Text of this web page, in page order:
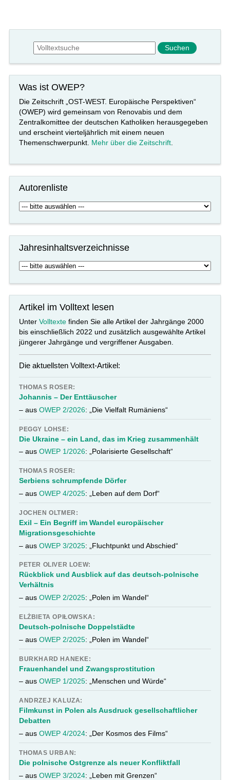
Suchformular
Suche
Was ist OWEP?
Die Zeitschrift „OST-WEST. Europäische Perspektiven“
(OWEP) wird gemeinsam von Renovabis und dem
Zentralkomittee der deutschen Katholiken herausgegeben
und erscheint vierteljährlich mit einem neuen
Themenschwerpunkt. Mehr über die Zeitschrift.
Autorenliste
Jahresinhaltsverzeichnisse
Artikel im Volltext lesen
UnterVolltexte finden Sie alle Artikel der Jahrgänge 2000
bis einschließlich 2022 und zusätzlich ausgewählte Artikel
jüngerer Jahrgänge und vergriffener Ausgaben.
Die aktuellsten Volltext-Artikel:
THOMAS ROSER:
Johannis – Der Enttäuscher
– ausOWEP 2/2026: „Die Vielfalt Rumäniens“
PEGGY LOHSE:
Die Ukraine – ein Land, das im Krieg zusammenhält
– ausOWEP 1/2026: „Polarisierte Gesellschaft“
THOMAS ROSER:
Serbiens schrumpfende Dörfer
– ausOWEP 4/2025: „Leben auf dem Dorf“
JOCHEN OLTMER:
Exil – Ein Begriff im Wandel europäischer
Migrationsgeschichte
– ausOWEP 3/2025: „Fluchtpunkt und Abschied“
PETER OLIVER LOEW:
Rückblick und Ausblick auf das deutsch-polnische
Verhältnis
– ausOWEP 2/2025: „Polen im Wandel“
ELŻBIETA OPIŁOWSKA:
Deutsch-polnische Doppelstädte
– ausOWEP 2/2025: „Polen im Wandel“
BURKHARD HANEKE:
Frauenhandel und Zwangsprostitution
– ausOWEP 1/2025: „Menschen und Würde“
ANDRZEJ KALUZA:
Filmkunst in Polen als Ausdruck gesellschaftlicher
Debatten
– ausOWEP 4/2024: „Der Kosmos des Films“
THOMAS URBAN:
Die polnische Ostgrenze als neuer Konfliktfall
– ausOWEP 3/2024: „Leben mit Grenzen“